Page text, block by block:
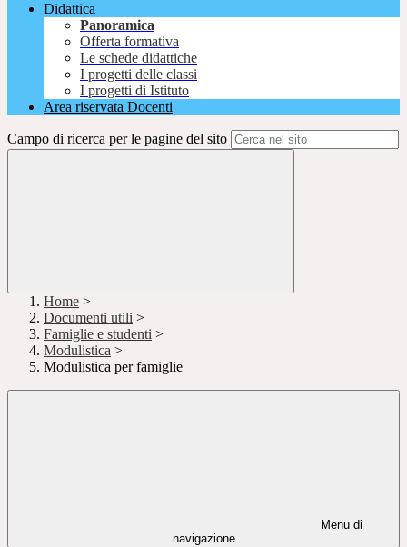
Didattica
Panoramica
Offerta formativa
Le schede didattiche
I progetti delle classi
I progetti di Istituto
Area riservata Docenti
Campo di ricerca per le pagine del sito
Home >
Documenti utili >
Famiglie e studenti >
Modulistica >
Modulistica per famiglie
Menu di
navigazione